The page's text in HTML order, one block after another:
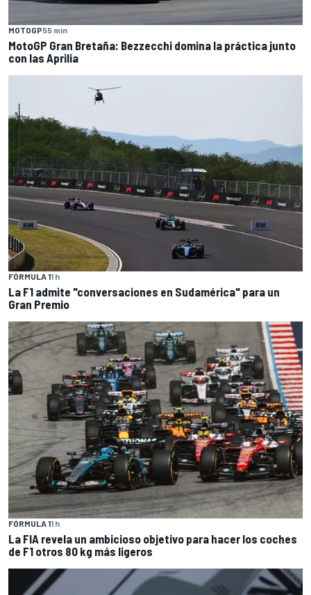
MOTOGP55 min
MotoGP Gran Bretaña: Bezzecchi domina la práctica junto
con las Aprilia
FÓRMULA 11 h
La F1 admite "conversaciones en Sudamérica" para un
Gran Premio
FÓRMULA 11 h
La FIA revela un ambicioso objetivo para hacer los coches
de F1 otros 80 kg más ligeros